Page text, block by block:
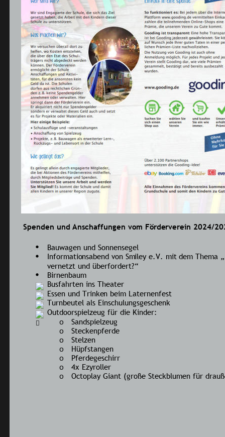
Spenden und Anschaffungen vom Förderverein 2024/
Bauwagen und Sonnensegel
Informationsabend von Smiley e.V. mit dem
vernetzt und überfordert?“
Birnenbaum
Busfahrten ins Theater
Essen und Trinken beim Laternenfest
Turnbeutel als Einschulungsgeschenk
Outdoorspielzeug für die Kinder:
o Sandspielzeug
o Steckenpferde
o Stelzen
o Hüpfstangen
o Pferdegeschirr
o 4x Ezyroller
o Octoplay Giant (große Steckblumen für